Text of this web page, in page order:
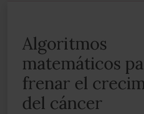
Algoritmos
matemáticos
frenar el
del cáncer